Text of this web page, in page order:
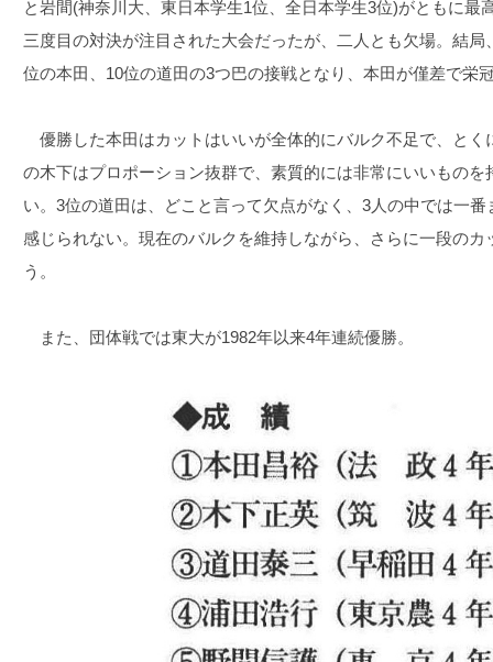
と岩間(神奈川大、東日本学生1位、全日本学生3位)がともに最
三度目の対決が注目された大会だったが、二人とも欠場。結
位の本田、10位の道田の3つ巴の接戦となり、本田が僅差で栄
優勝した本田はカットはいいが全体的にバルク不足で、とく
の木下はプロポーション抜群で、素質的には非常にいいもの
い。3位の道田は、どこと言って欠点がなく、3人の中では一
感じられない。現在のバルクを維持しながら、さらに一段の
う。
また、団体戦では東大が1982年以来4年連続優勝。